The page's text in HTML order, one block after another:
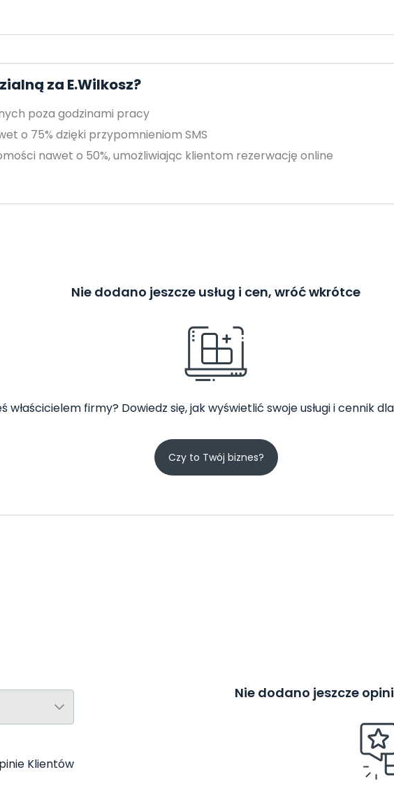
za E.Wilkosz?
poza godzinami pracy
o 75% dzięki przypomnieniom SMS
nawet o 50%, umożliwiając klientom rezerwację online
Nie dodano jeszcze usług i cen, wróć wkrótce
właścicielem firmy? Dowiedz się, jak wyświetlić swoje usługi i cennik
Czy to Twój biznes?
Klientów
Nie dodano jeszcze